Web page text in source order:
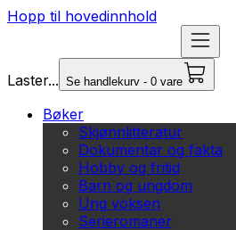
Hopp til hovedinnhold
Laster... Se handlekurv - 0 vare
Bøker
Skjønnlitteratur
Dokumentar og fakta
Hobby og fritid
Barn og ungdom
Ung voksen
Serieromaner